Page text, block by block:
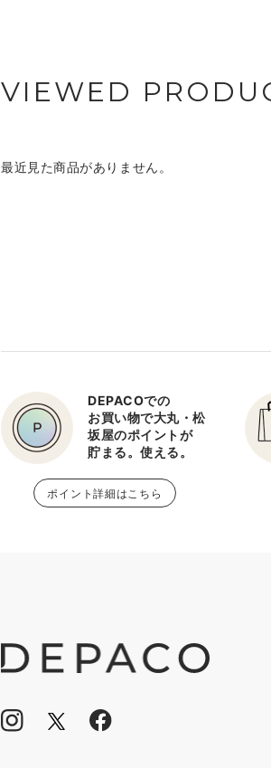
VIEWED
最近見た商品がありません。
DEPACOでの
お買い物で大丸・松
坂屋のポイントが
貯まる。使える。
ポイント詳細はこちら